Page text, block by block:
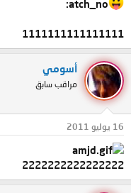
atch_no:
1111111111111111
أسومي
مراقب سابق
16 يوليو 2011
2222222222222222